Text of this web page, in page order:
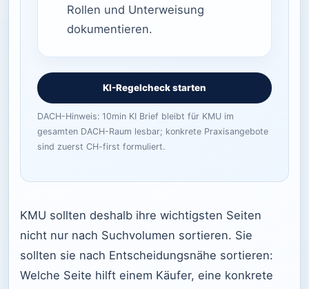
Rollen und Unterweisung
dokumentieren.
KI-Regelcheck starten
DACH-Hinweis: 10min KI Brief bleibt für KMU im
gesamten DACH-Raum lesbar; konkrete Praxisangebote
sind zuerst CH-first formuliert.
KMU sollten deshalb ihre wichtigsten Seiten
nicht nur nach Suchvolumen sortieren. Sie
sollten sie nach Entscheidungsnähe sortieren:
Welche Seite hilft einem Käufer, eine konkrete